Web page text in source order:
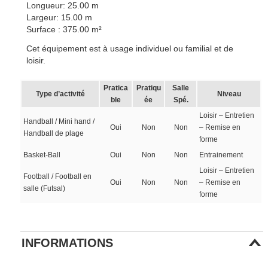
Longueur: 25.00 m
Largeur: 15.00 m
Surface : 375.00 m²
Cet équipement est à usage individuel ou familial et de
loisir.
Type d’activité
Pratica
ble
Pratiqu
ée
Salle
Spé.
Niveau
Handball / Mini hand /
Handball de plage
Oui Non Non
Loisir – Entretien
– Remise en
forme
Basket-Ball
Oui Non Non Entrainement
Football / Football en
salle (Futsal)
Oui Non Non
Loisir – Entretien
– Remise en
forme
INFORMATIONS